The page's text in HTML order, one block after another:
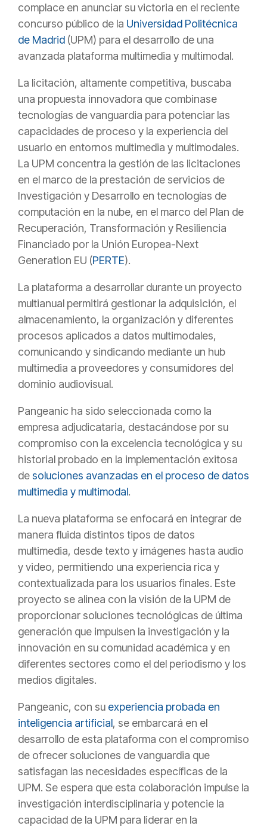
complace en anunciar su victoria en el reciente
concurso público de la Universidad Politécnica
de Madrid (UPM) para el desarrollo de una
avanzada plataforma multimedia y multimodal.
La licitación, altamente competitiva, buscaba
una propuesta innovadora que combinase
tecnologías de vanguardia para potenciar las
capacidades de proceso y la experiencia del
usuario en entornos multimedia y multimodales.
La UPM concentra la gestión de las licitaciones
en el marco de la prestación de servicios de
Investigación y Desarrollo en tecnologías de
computación en la nube, en el marco del Plan de
Recuperación, Transformación y Resiliencia
Financiado por la Unión Europea-Next
Generation EU (PERTE).
La plataforma a desarrollar durante un proyecto
multianual permitirá gestionar la adquisición, el
almacenamiento, la organización y diferentes
procesos aplicados a datos multimodales,
comunicando y sindicando mediante un hub
multimedia a proveedores y consumidores del
dominio audiovisual.
Pangeanic ha sido seleccionada como la
empresa adjudicataria, destacándose por su
compromiso con la excelencia tecnológica y su
historial probado en la implementación exitosa
desoluciones avanzadas en el proceso de datos
multimedia y multimodal.
La nueva plataforma se enfocará en integrar de
manera fluida distintos tipos de datos
multimedia, desde texto y imágenes hasta audio
y video, permitiendo una experiencia rica y
contextualizada para los usuarios finales. Este
proyecto se alinea con la visión de la UPM de
proporcionar soluciones tecnológicas de última
generación que impulsen la investigación y la
innovación en su comunidad académica y en
diferentes sectores como el del periodismo y los
medios digitales.
Pangeanic, con su experiencia probada en
inteligencia artificial, se embarcará en el
desarrollo de esta plataforma con el compromiso
de ofrecer soluciones de vanguardia que
satisfagan las necesidades específicas de la
UPM. Se espera que esta colaboración impulse la
investigación interdisciplinaria y potencie la
capacidad de la UPM para liderar en la